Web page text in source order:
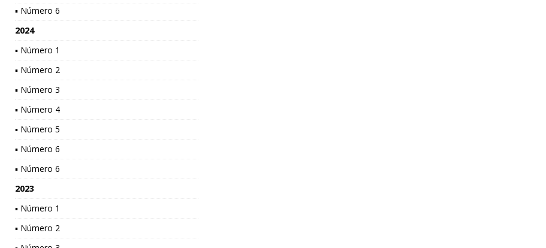
▪ Número 6
2024
▪ Número 1
▪ Número 2
▪ Número 3
▪ Número 4
▪ Número 5
▪ Número 6
▪ Número 6
2023
▪ Número 1
▪ Número 2